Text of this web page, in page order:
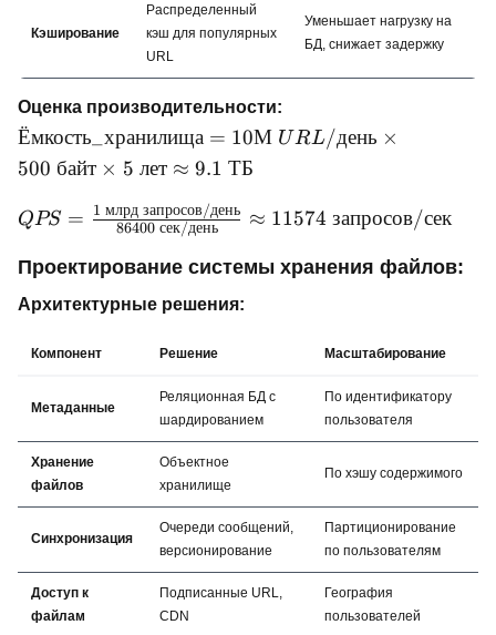
Кэширование
Распределенный
кэш для популярных
URL
Уменьшает нагрузку на
БД, снижает задержку
Оценка производительности:
Ёмкость\_хранилища
= 10М \ URL/день
\times 5 \ лет
\approx 9.1 \ ТБ
Ёмкость хранилища = 10М URL/день ×
500 байт × 5 лет ≈ 9.1 ТБ
QPS =
млрд \
запросов/
день}
{86400 \
11574 \
запросов/
сек
QPS = 86400 сек/день
1 млрд запросов/день ≈ 11574 запросов/сек
Проектирование системы хранения файлов:
Архитектурные решения:
Компонент Решение Масштабирование
Метаданные
Реляционная БД с
шардированием
По идентификатору
пользователя
Хранение
файлов
Объектное
хранилище
По хэшу содержимого
Синхронизация
Очереди сообщений,
версионирование
Партиционирование
по пользователям
Доступ к
файлам
Подписанные URL,
CDN
География
пользователей